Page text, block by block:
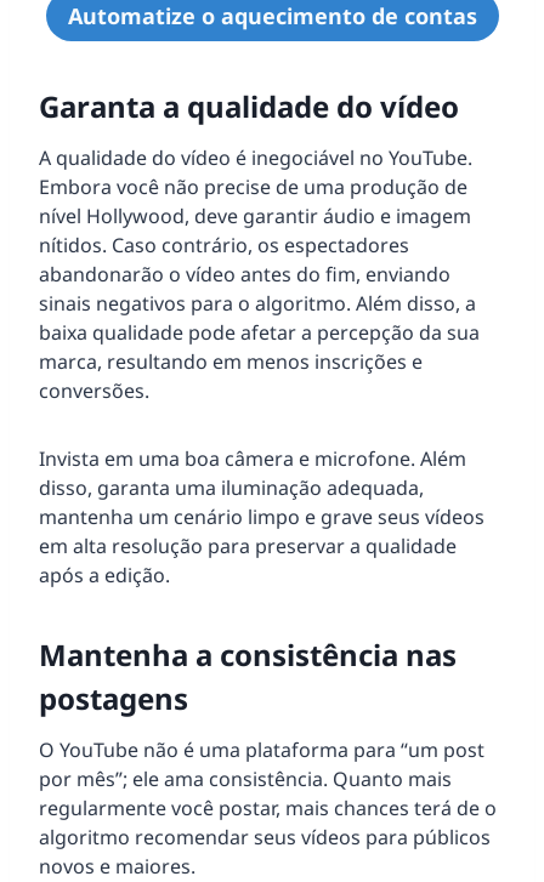
Automatize o aquecimento de contas
Garanta a qualidade do vídeo
A qualidade do vídeo é inegociável no YouTube.
Embora você não precise de uma produção de
nível Hollywood, deve garantir áudio e imagem
nítidos. Caso contrário, os espectadores
abandonarão o vídeo antes do fim, enviando
sinais negativos para o algoritmo. Além disso, a
baixa qualidade pode afetar a percepção da sua
marca, resultando em menos inscrições e
conversões.
Invista em uma boa câmera e microfone. Além
disso, garanta uma iluminação adequada,
mantenha um cenário limpo e grave seus vídeos
em alta resolução para preservar a qualidade
após a edição.
Mantenha a consistência nas
postagens
O YouTube não é uma plataforma para “um post
por mês”; ele ama consistência. Quanto mais
regularmente você postar, mais chances terá de o
algoritmo recomendar seus vídeos para públicos
novos e maiores.